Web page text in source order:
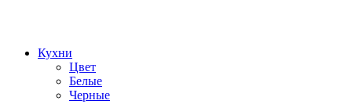
Кухни
Цвет
Белые
Черные